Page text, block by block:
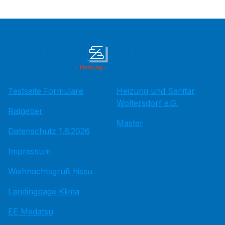
Testseite Formulare
Ratgeber
Datenschutz 1.6.2026
Impressum
Weihnachtsgruß hissu
Landingpage Klima
EE Medatsu
Heizung und Sanitär
Woltersdorf e.G.
Master